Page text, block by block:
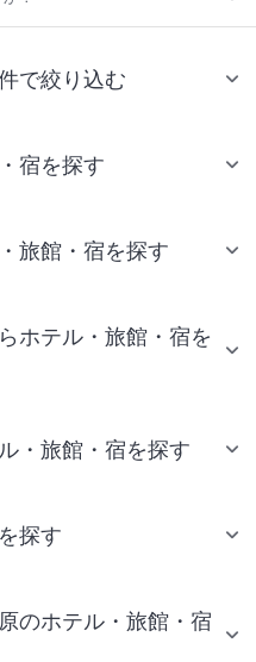
で絞り込む
宿を探す
旅館・宿を探す
ホテル・旅館・宿を
・旅館・宿を探す
探す
のホテル・旅館・宿